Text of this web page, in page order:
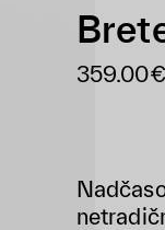
359.00€